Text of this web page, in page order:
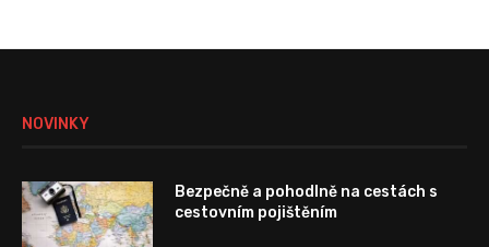
NOVINKY
Bezpečně a pohodlně na cestách s
cestovním pojištěním